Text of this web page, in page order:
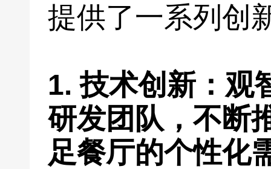
提供了一系列创
1. 技术创新：观
研发团队，不断
足餐厅的个性化